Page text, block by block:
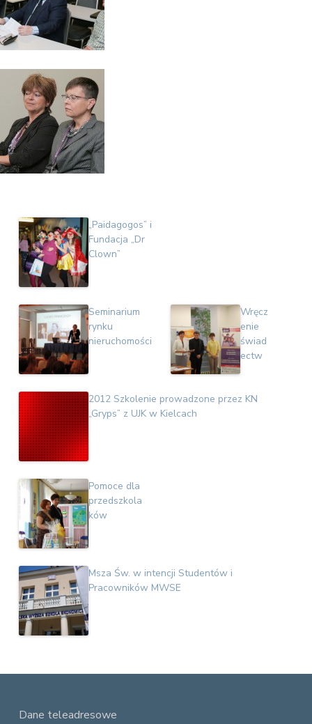
„Paidagogos” i
Fundacja „Dr
Clown”
Seminarium
rynku
nieruchomości
Wręcz
enie
świad
ectw
2012 Szkolenie prowadzone przez KN
„Gryps” z UJK w Kielcach
Pomoce dla
przedszkola
ków
Msza Św. w intencji Studentów i
Pracowników MWSE
Dane teleadresowe